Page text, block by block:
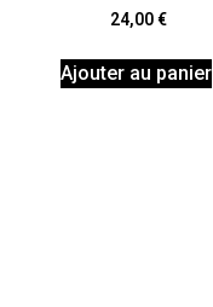
24,00€
Ajouter au panier